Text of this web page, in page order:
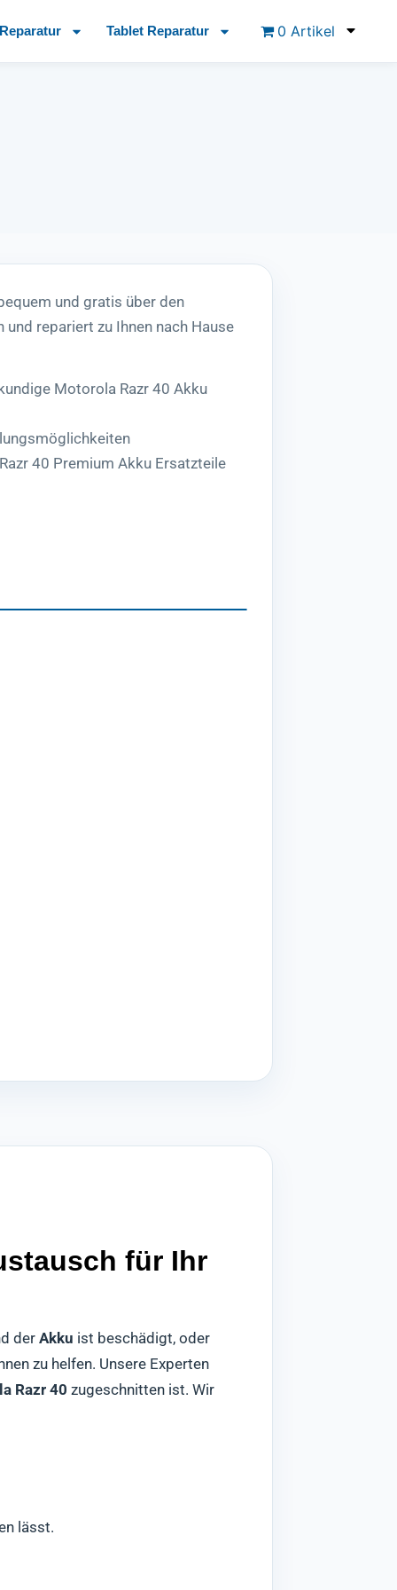
Tablet Reparatur 0 Artikel
und gratis über den
repariert zu Ihnen nach Hause
Motorola Razr 40 Akku
40 Premium Akku Ersatzteile
für Ihr
der Akku ist beschädigt, oder
zu helfen. Unsere Experten
Razr 40 zugeschnitten ist. Wir
lässt.